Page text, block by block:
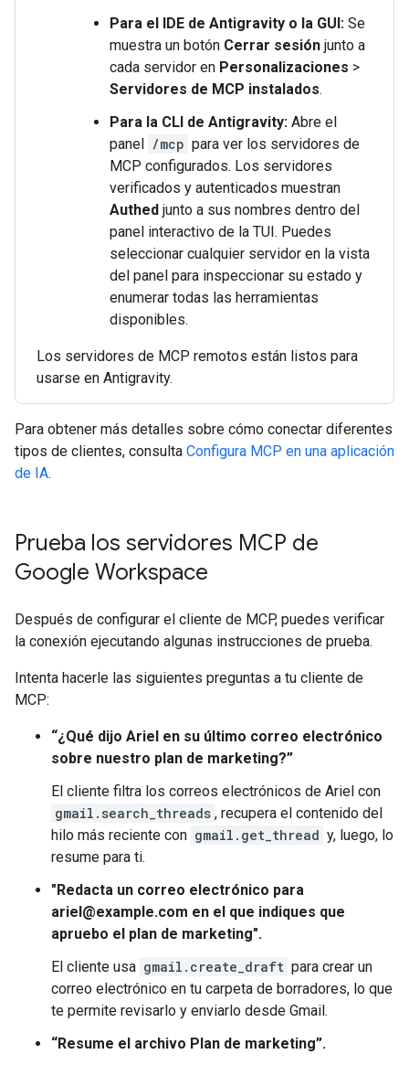
Para el IDE de Antigravity o la GUI: Se
muestra un botón Cerrar sesión junto a
cada servidor en Personalizaciones >
Servidores de MCP instalados.
Para la CLI de Antigravity: Abre el
panel /mcp para ver los servidores de
MCP configurados. Los servidores
verificados y autenticados muestran
Authed junto a sus nombres dentro del
panel interactivo de la TUI. Puedes
seleccionar cualquier servidor en la vista
del panel para inspeccionar su estado y
enumerar todas las herramientas
disponibles.
Los servidores de MCP remotos están listos para
usarse en Antigravity.
Para obtener más detalles sobre cómo conectar diferentes
tipos de clientes, consulta Configura MCP en una aplicación
de IA.
Prueba los servidores MCP de
Google Workspace
Después de configurar el cliente de MCP, puedes verificar
la conexión ejecutando algunas instrucciones de prueba.
Intenta hacerle las siguientes preguntas a tu cliente de
MCP:
“¿Qué dijo Ariel en su último correo electrónico
sobre nuestro plan de marketing?”
El cliente filtra los correos electrónicos de Ariel con
gmail.search_threads , recupera el contenido del
hilo más reciente con gmail.get_thread y, luego, lo
resume para ti.
"Redacta un correo electrónico para
ariel@example.com en el que indiques que
apruebo el plan de marketing".
El cliente usa gmail.create_draft para crear un
correo electrónico en tu carpeta de borradores, lo que
te permite revisarlo y enviarlo desde Gmail.
“Resume el archivo Plan de marketing”.